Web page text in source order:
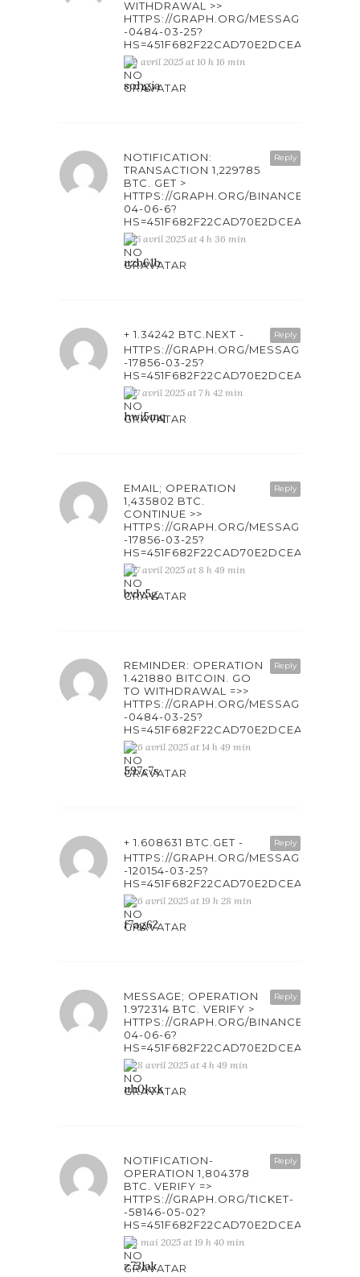
WITHDRAWAL >>
HTTPS://GRAPH.ORG/MESSAGE-
-0484-03-25?
9 avril 2025 at 10 h 16 min
sohgia
Reply
NOTIFICATION:
TRANSACTION 1,229785
BTC. GET >
HTTPS://GRAPH.ORG/BINANCE-
04-06-6?
15 avril 2025 at 4 h 36 min
uzb61b
Reply
+ 1.34242 BTC.NEXT -
HTTPS://GRAPH.ORG/MESSAGE-
-17856-03-25?
17 avril 2025 at 7 h 42 min
hwi5mq
Reply
EMAIL; OPERATION
1,435802 BTC.
CONTINUE >>
HTTPS://GRAPH.ORG/MESSAGE-
-17856-03-25?
17 avril 2025 at 8 h 49 min
bvlv5g
Reply
REMINDER: OPERATION
1.421880 BITCOIN. GO
TO WITHDRAWAL =>>
HTTPS://GRAPH.ORG/MESSAGE-
-0484-03-25?
26 avril 2025 at 14 h 49 min
597c7s
Reply
+ 1.608631 BTC.GET -
HTTPS://GRAPH.ORG/MESSAGE-
-120154-03-25?
26 avril 2025 at 19 h 28 min
f7ag62
Reply
MESSAGE; OPERATION
1.972314 BTC. VERIFY >
HTTPS://GRAPH.ORG/BINANCE-
04-06-6?
28 avril 2025 at 4 h 49 min
uh0kxk
Reply
NOTIFICATION-
OPERATION 1,804378
BTC. VERIFY =>
HTTPS://GRAPH.ORG/TICKET-
-58146-05-02?
3 mai 2025 at 19 h 40 min
z73lak